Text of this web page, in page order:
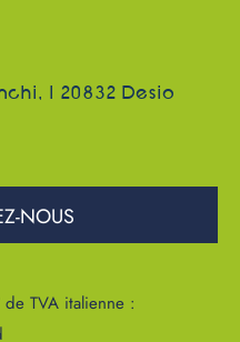
1 20832 Desio
NOUS
TVA italienne :